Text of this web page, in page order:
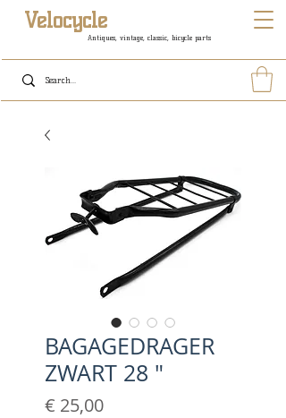
Antiques, vintage, classic, bicycle parts
Velocycle
BAGAGEDRAGER
ZWART 28 "
€ 25,00Prijs